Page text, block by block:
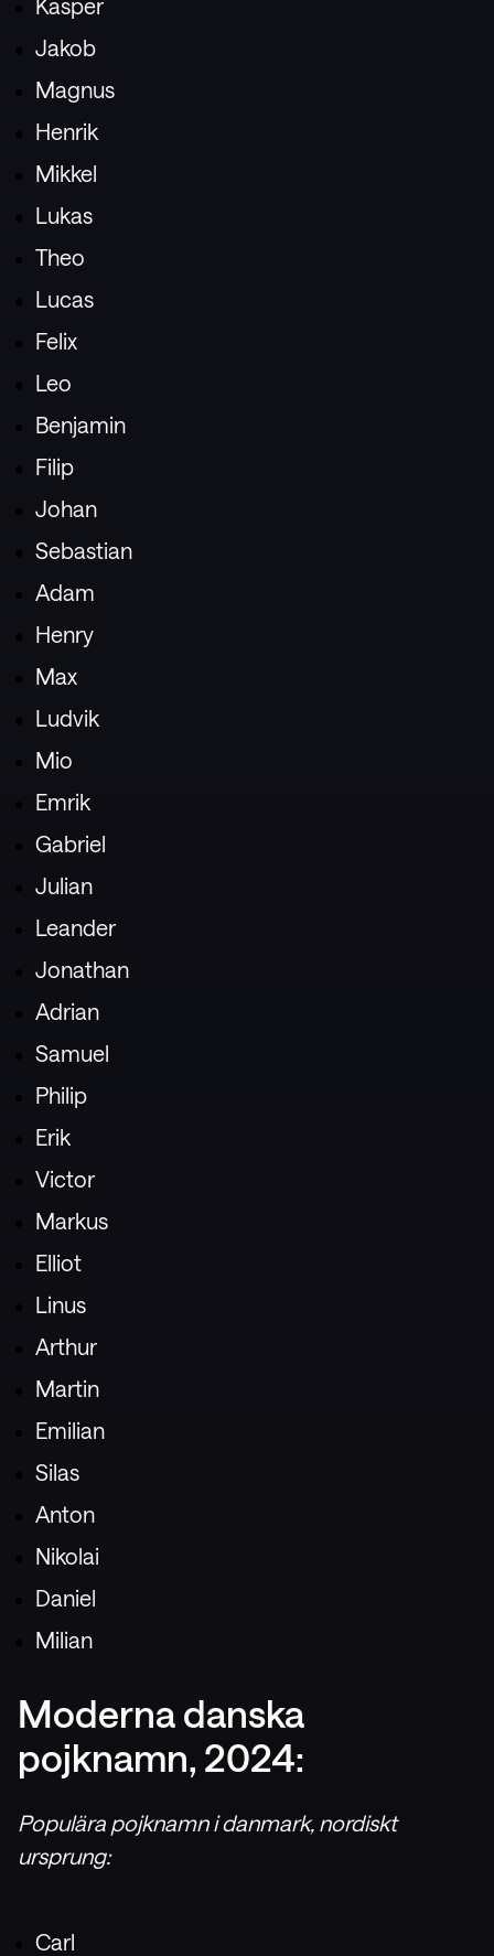
Kasper
Jakob
Magnus
Henrik
Mikkel
Lukas
Theo
Lucas
Felix
Leo
Benjamin
Filip
Johan
Sebastian
Adam
Henry
Max
Ludvik
Mio
Emrik
Gabriel
Julian
Leander
Jonathan
Adrian
Samuel
Philip
Erik
Victor
Markus
Elliot
Linus
Arthur
Martin
Emilian
Silas
Anton
Nikolai
Daniel
Milian
Moderna danska
pojknamn, 2024:
Populära pojknamn i danmark, nordiskt
ursprung:
Carl